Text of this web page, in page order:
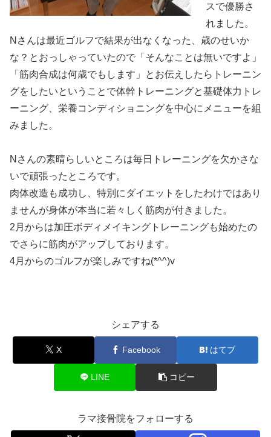
スで優勝さ
れました。
Nさんは最近ゴルフで結果が出なくなった、歳のせいか
な？とおっしゃっていたので「そんなことは無いですよ」
「筋肉合成は何歳でもします」とお伝えしたらトレーニン
グをしたいということで体幹トレーニングと基礎体力トレ
ーニング、栄養コンディショニングを中心にメニューを組
みました。
Nさんの素晴らしいところは毎日トレーニングを欠かさな
いで頑張ったところです。
肉体改造も成功し、特別にダイエットをしたわけではあり
ませんが身体が本当に若々しく筋肉が付きました。
2月からは加圧ボディメイキングトレーニングも始めたの
でさらに筋肉がアップしております。
4月からのゴルフが楽しみですね(*^^)v
シェアする
X Facebook はてブ
LINE コピー
ラマ接骨院をフォローする